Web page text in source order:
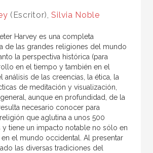
(Escritor),Silvia Noble
Harvey es una completa
de las grandes religiones del mundo
la perspectiva histórica (para
en el tiempo y también en el
análisis de las creencias, la ética, la
de meditación y visualización,
aunque en profundidad, de la
necesario conocer para
que aglutina a unos 500
tiene un impacto notable no sólo en
en el mundo occidental. Al presentar
las diversas tradiciones del